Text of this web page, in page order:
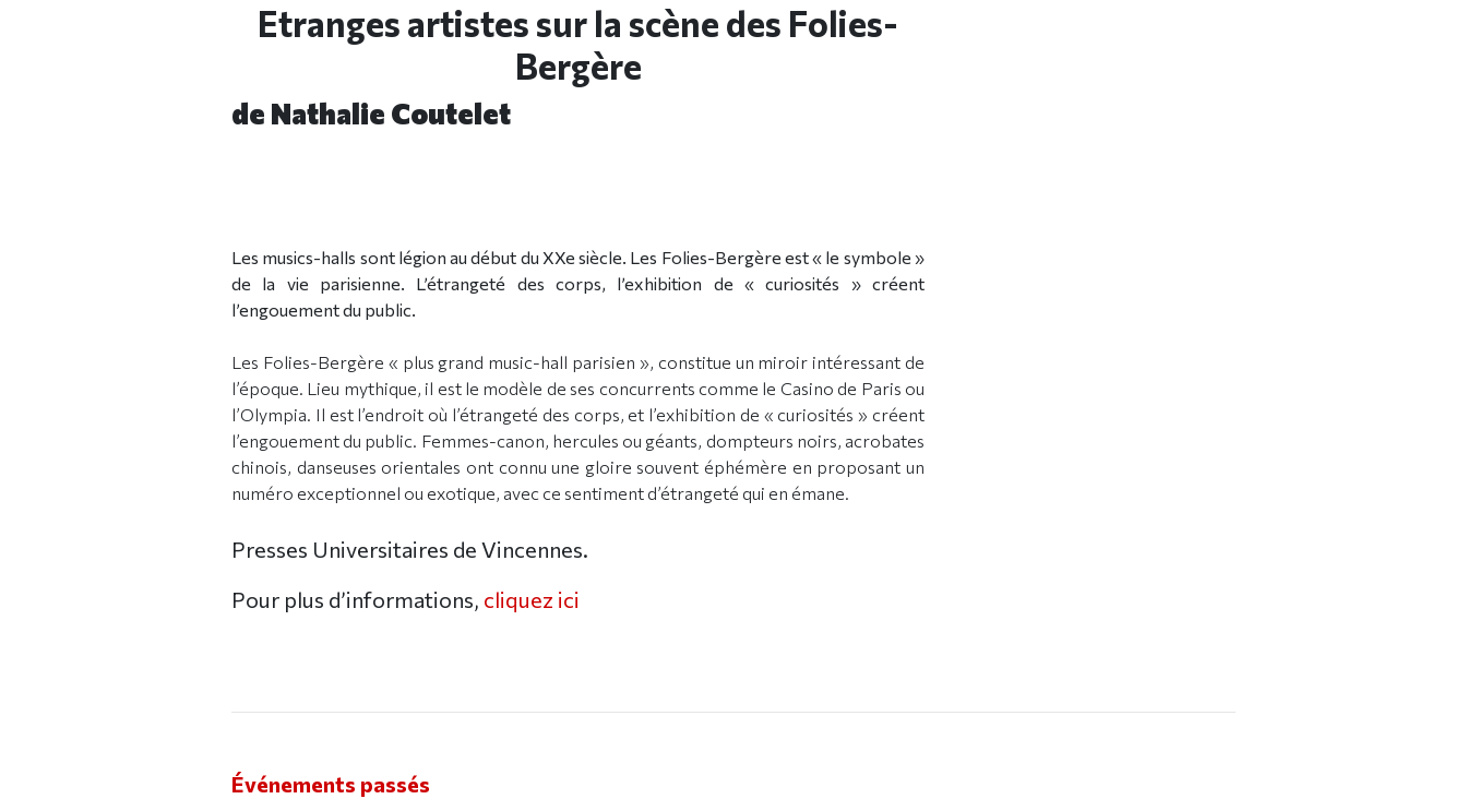
Etranges artistes sur la scène des Folies-
Bergère
de Nathalie Coutelet
Les musics-halls sont légion au début du XXe siècle. Les Folies-Bergère est « le symbole »
de la vie parisienne. L’étrangeté des corps, l’exhibition de « curiosités » créent
l’engouement du public.
Les Folies-Bergère « plus grand music-hall parisien », constitue un miroir intéressant de
l’époque. Lieu mythique, il est le modèle de ses concurrents comme le Casino de Paris ou
l’Olympia. Il est l’endroit où l’étrangeté des corps, et l’exhibition de « curiosités » créent
l’engouement du public. Femmes-canon, hercules ou géants, dompteurs noirs, acrobates
chinois, danseuses orientales ont connu une gloire souvent éphémère en proposant un
numéro exceptionnel ou exotique, avec ce sentiment d’étrangeté qui en émane.
Presses Universitaires de Vincennes.
Pour plus d’informations, cliquez ici
Événements passés